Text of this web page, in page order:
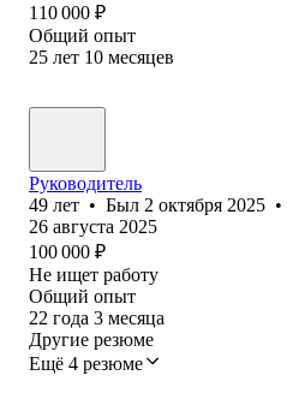
110 000 ₽
Общий опыт
25 лет 10 месяцев
Руководитель
49 лет • Был 2 октября 2025 •
26 августа 2025
100 000 ₽
Не ищет работу
Общий опыт
22 года 3 месяца
Другие резюме
Ещё 4 резюме